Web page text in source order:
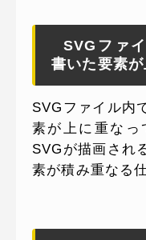
SVGファ
書いた要素
SVGファイル内
素が上に重なっ
SVGが描画され
素が積み重なる